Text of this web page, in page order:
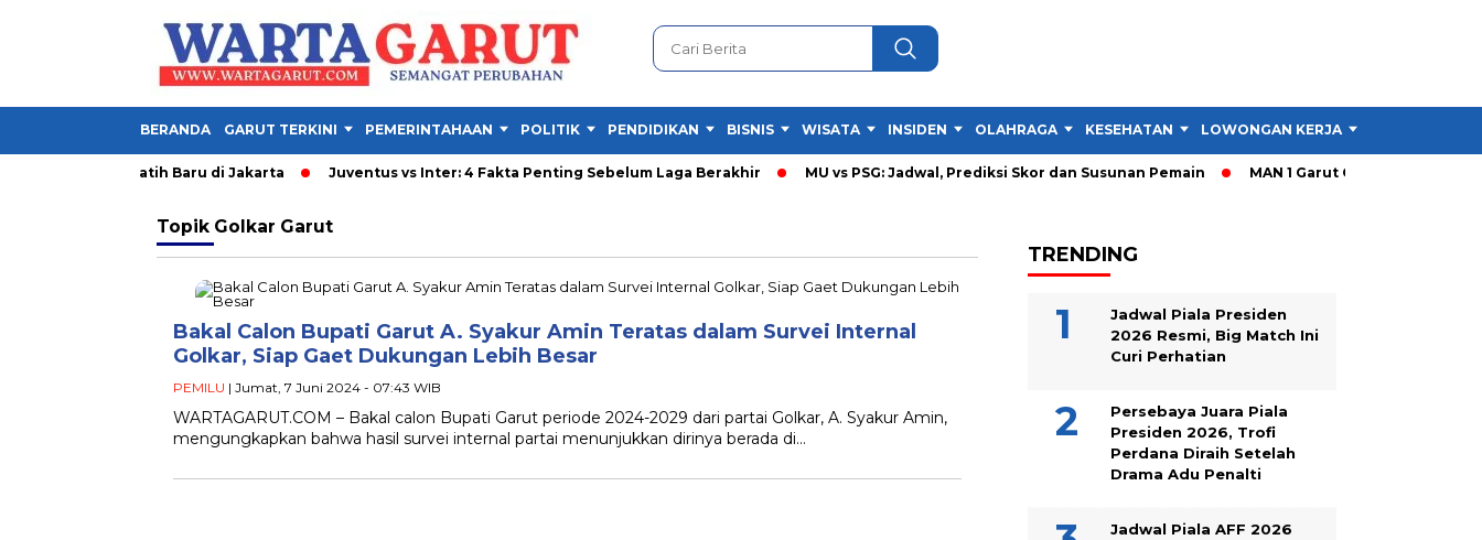
BERANDA GARUT TERKINI PEMERINTAHAAN POLITIK PENDIDIKAN BISNIS WISATA INSIDEN OLAHRAGA KESEHATAN LOWONGAN KERJA
Taktik 2 Pelatih Baru di Jakarta Juventus vs Inter: 4 Fakta Penting Sebelum Laga Berakhir MU vs PSG: Jadwal, Prediksi Skor dan Susunan Pemain MAN 1 Garut Gelar Cek
Topik Golkar Garut
Bakal Calon Bupati Garut A. Syakur Amin Teratas dalam Survei Internal
Golkar, Siap Gaet Dukungan Lebih Besar
PEMILU | Jumat, 7 Juni 2024 - 07:43 WIB
WARTAGARUT.COM – Bakal calon Bupati Garut periode 2024-2029 dari partai Golkar, A. Syakur Amin,
mengungkapkan bahwa hasil survei internal partai menunjukkan dirinya berada di…
TRENDING
Jadwal Piala Presiden
2026 Resmi, Big Match Ini
Curi Perhatian
Persebaya Juara Piala
Presiden 2026, Trofi
Perdana Diraih Setelah
Drama Adu Penalti
Jadwal Piala AFF 2026